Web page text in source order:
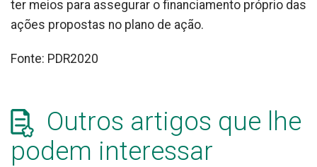
ter meios para assegurar o financiamento próprio das
ações propostas no plano de ação.
Fonte: PDR2020
Outros artigos que lhe
podem interessar